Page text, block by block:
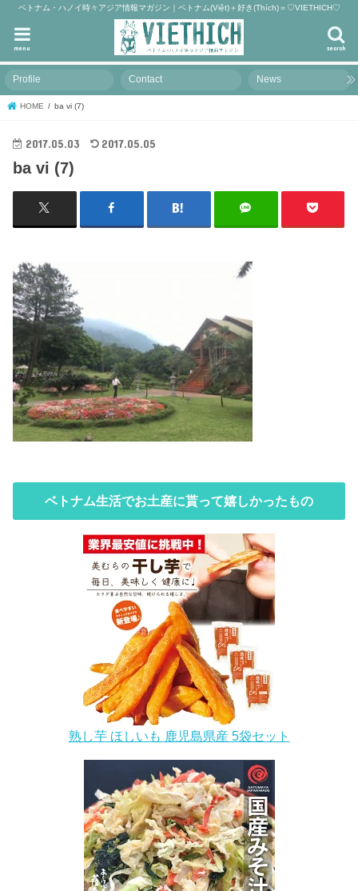
ベトナム・ハノイ時々アジア情報マガジン｜ベトナム(Việt)＋好き(Thích)＝♡VIETHICH♡
search
menu
Profile Contact News
HOME ba vi (7)
2017.05.03 2017.05.05
ba vi (7)
ベトナム生活でお土産に貰って嬉しかったもの
熟し芋 ほしいも 鹿児島県産 5袋セット